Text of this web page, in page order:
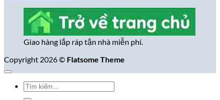
Giao hàng lắp ráp tận nhà miễn phí.
Copyright 2026 © Flatsome Theme
Tìm
kiếm: